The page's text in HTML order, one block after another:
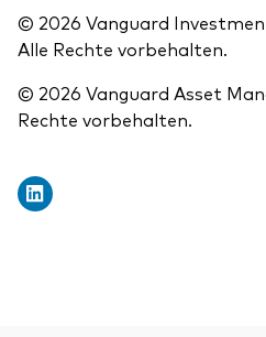
© 2026 Vanguard
Alle Rechte vorbehalten.
© 2026 Vanguard Asset
Rechte vorbehalten.